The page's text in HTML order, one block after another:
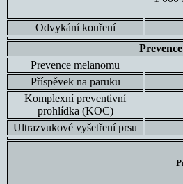
Odvykání kouření
Prevence melanomu
Příspěvek na paruku
Komplexní preventivní
prohlídka (KOC)
Ultrazvukové vyšetření prsu